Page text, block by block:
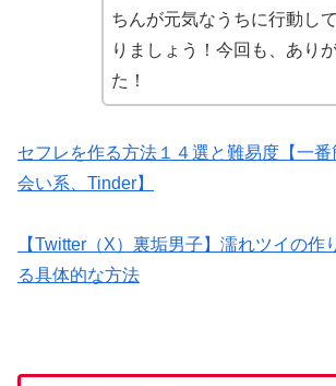
ちんが元気なうちに行動し
りましょう！今回も、あり
た！
セフレを作る方法１４選と難易度【一
会い系、Tinder】
【Twitter（X）裏垢男子】濡れツイの作
る具体的な方法